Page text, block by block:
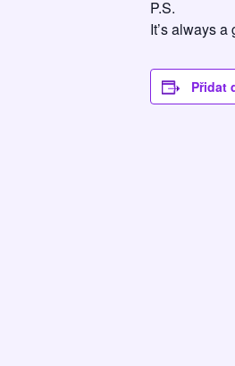
P.S.
It’s always
Přidat